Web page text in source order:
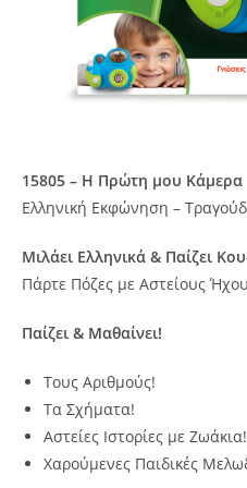
15805 – Η Πρώτη μου Κάμερα
Ελληνική Εκφώνηση –
Μιλάει Ελληνικά & Παίζει
Πάρτε Πόζες με Αστείους
Παίζει & Μαθαίνει!
Τους Αριθμούς!
Τα Σχήματα!
Αστείες Ιστορίες με Ζωάκια!
Χαρούμενες Παιδικές